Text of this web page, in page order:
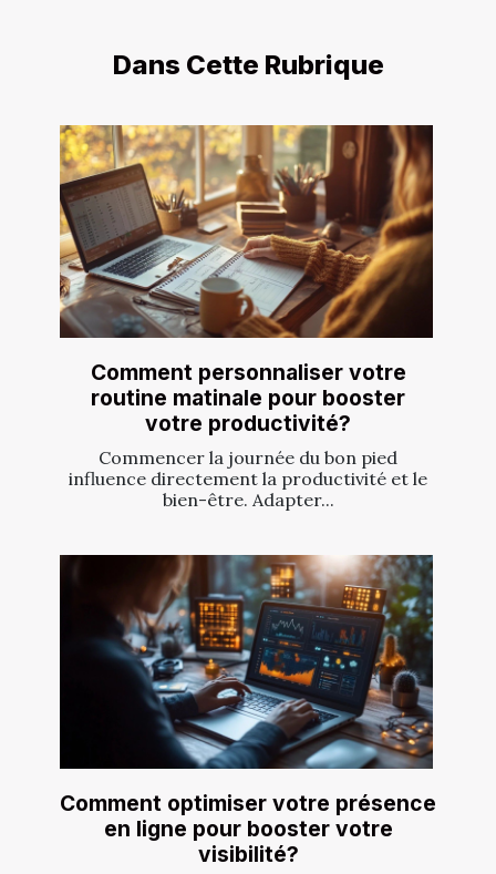
Dans Cette Rubrique
Comment personnaliser votre
routine matinale pour booster
votre productivité?
Commencer la journée du bon pied
influence directement la productivité et le
bien-être. Adapter...
Comment optimiser votre présence
en ligne pour booster votre
visibilité?